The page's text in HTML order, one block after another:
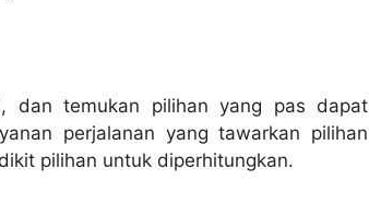
dan temukan pilihan yang pas dapat
perjalanan yang tawarkan pilihan
pilihan untuk diperhitungkan.